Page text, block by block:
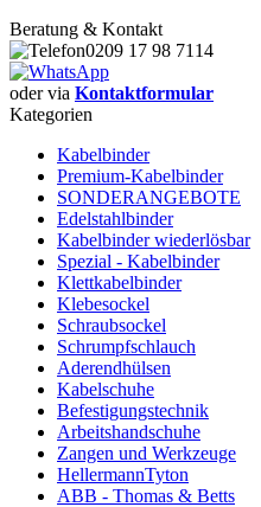
Beratung & Kontakt
0209 17 98 7114
oder via Kontaktformular
Kategorien
Kabelbinder
Premium-Kabelbinder
SONDERANGEBOTE
Edelstahlbinder
Kabelbinder wiederlösbar
Spezial - Kabelbinder
Klettkabelbinder
Klebesockel
Schraubsockel
Schrumpfschlauch
Aderendhülsen
Kabelschuhe
Befestigungstechnik
Arbeitshandschuhe
Zangen und Werkzeuge
HellermannTyton
ABB - Thomas & Betts